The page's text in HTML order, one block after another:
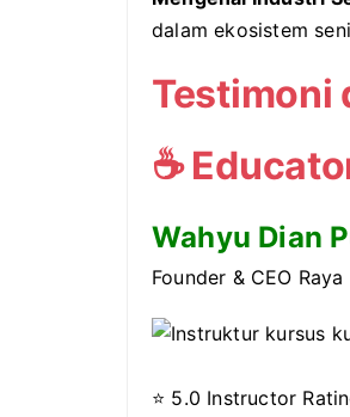
dalam ekosistem
Testimoni
☕
Wahyu Dian
Founder & CEO
⭐ 5.0 Instructor